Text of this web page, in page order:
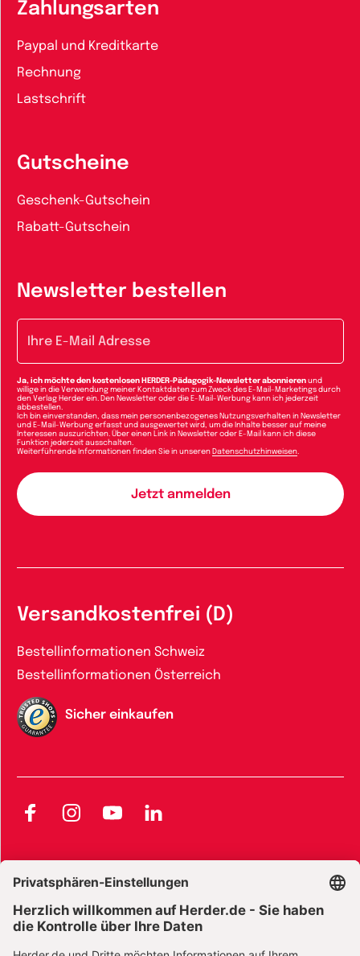
Zahlungsarten
Paypal und Kreditkarte
Rechnung
Lastschrift
Gutscheine
Geschenk-Gutschein
Rabatt-Gutschein
Newsletter bestellen
Ja, ich möchte den kostenlosen HERDER-Pädagogik-Newsletter abonnieren und
willige in die Verwendung meiner Kontaktdaten zum Zweck des E-Mail-Marketings durch
den Verlag Herder ein. Den Newsletter oder die E-Mail-Werbung kann ich jederzeit
abbestellen.
Ich bin einverstanden, dass mein personenbezogenes Nutzungsverhalten in Newsletter
und E-Mail-Werbung erfasst und ausgewertet wird, um die Inhalte besser auf meine
Interessen auszurichten. Über einen Link in Newsletter oder E-Mail kann ich diese
Funktion jederzeit ausschalten.
Weiterführende Informationen finden Sie in unseren Datenschutzhinweisen.
Versandkostenfrei (D)
Bestellinformationen Schweiz
Bestellinformationen Österreich
Sicher einkaufen
FacebookInstagramYouTubeLinkedIn
Widerrufsbelehrung E-Books
Widerrufsbelehrung Zeitschriften Datenschutz
Datenschutz Social Media Barrierefreiheit